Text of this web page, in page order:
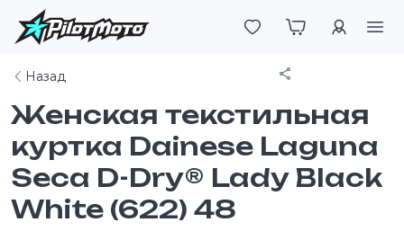
Войти
Назад
Женская текстильная
куртка Dainese Laguna
Seca D-Dry® Lady Black
White (622) 48